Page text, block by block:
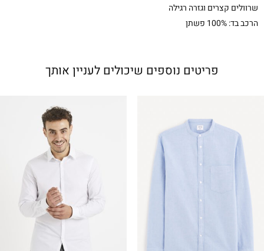
שרוולים קצרים וגזרה רגילה
הרכב בד: 100% פשתן
פריטים נוספים שיכולים לעניין אותך